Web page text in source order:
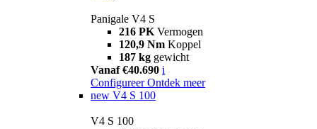
Panigale V4 S
216 PK Vermogen
120,9 Nm Koppel
187 kg gewicht
Vanaf €40.690 i
Configureer Ontdek meer
new V4 S 100
V4 S 100